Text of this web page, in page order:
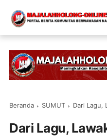
Beranda SUMUT Dari Lagu, Lawak
Dari Lagu,